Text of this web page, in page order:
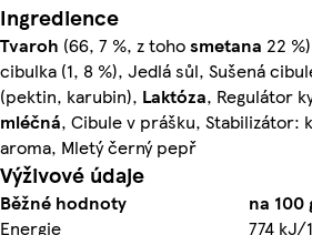
Ingredience
Tvaroh (66, 7 %, z tohosmetana 22
cibulka (1, 8 %), Jedlá sůl, Sušená
(pektin, karubin), Laktóza, Regulátor
mléčná, Cibule v prášku, Stabilizátor:
aroma, Mletý černý pepř
Výživové údaje
Běžné hodnoty
na 100
Energie
774 kJ/